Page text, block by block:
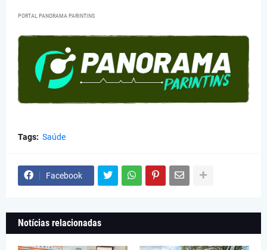
PORTAL PANORAMA PARINTINS
Tags: Saúde
Facebook
Notícias relacionadas